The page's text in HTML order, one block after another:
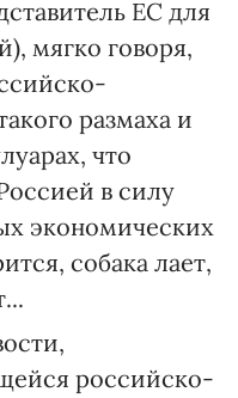
ЕС для
мягко говоря,
размаха и
что
в силу
экономических
собака лает,
российско-